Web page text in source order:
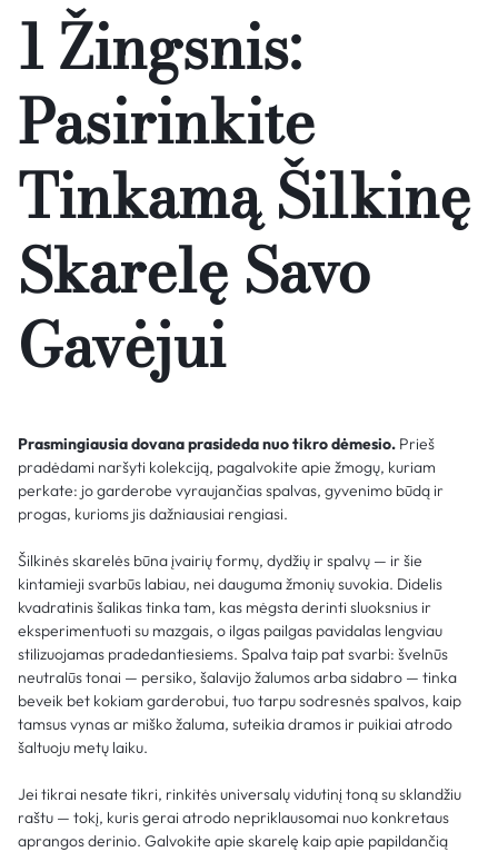
1 Žingsnis:
Pasirinkite
Tinkamą Šilkinę
Skarelę Savo
Gavėjui
Prasmingiausia dovana prasideda nuo tikro dėmesio. Prieš
pradėdami naršyti kolekciją, pagalvokite apie žmogų, kuriam
perkate: jo garderobe vyraujančias spalvas, gyvenimo būdą ir
progas, kurioms jis dažniausiai rengiasi.
Šilkinės skarelės būna įvairių formų, dydžių ir spalvų — ir šie
kintamieji svarbūs labiau, nei dauguma žmonių suvokia. Didelis
kvadratinis šalikas tinka tam, kas mėgsta derinti sluoksnius ir
eksperimentuoti su mazgais, o ilgas pailgas pavidalas lengviau
stilizuojamas pradedantiesiems. Spalva taip pat svarbi: švelnūs
neutralūs tonai — persiko, šalavijo žalumos arba sidabro — tinka
beveik bet kokiam garderobui, tuo tarpu sodresnės spalvos, kaip
tamsus vynas ar miško žaluma, suteikia dramos ir puikiai atrodo
šaltuoju metų laiku.
Jei tikrai nesate tikri, rinkitės universalų vidutinį toną su sklandžiu
raštu — tokį, kuris gerai atrodo nepriklausomai nuo konkretaus
aprangos derinio. Galvokite apie skarelę kaip apie papildančią